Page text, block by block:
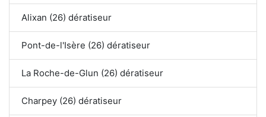
Alixan (26) dératiseur
Pont-de-l'Isère (26) dératiseur
La Roche-de-Glun (26) dératiseur
Charpey (26) dératiseur